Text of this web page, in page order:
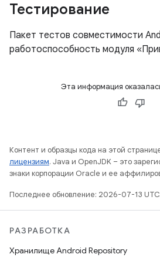
Тестирование
Пакет тестов совместимости
работоспособность модуля
Эта информация
Контент и образцы кода на этой
лицензиям. Java и OpenJDK – это
знаки корпорации Oracle и ее
Последнее обновление: 2026-07-13 UTC.
РАЗРАБОТКА
Хранилище Android Repository